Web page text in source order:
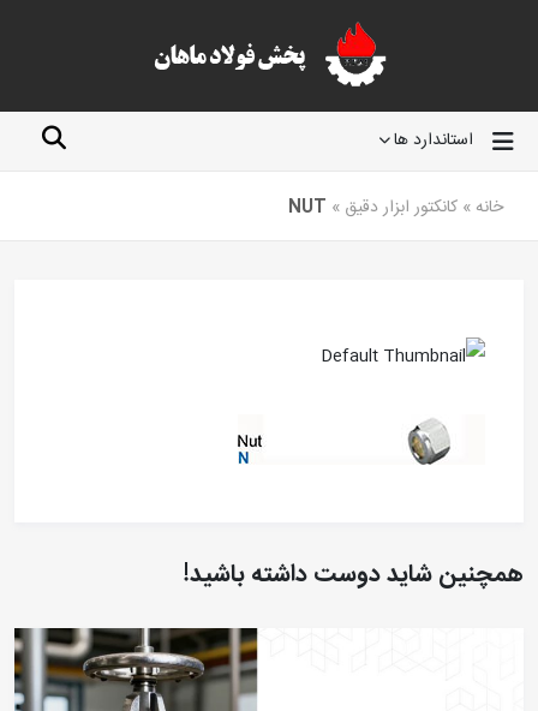
استاندارد ها
خانه » کانکتور ابزار دقیق »
NUT
همچنین شاید دوست داشته باشید!